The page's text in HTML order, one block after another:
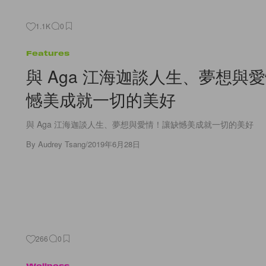
1.1K 0
Features
與 Aga 江海迦談人生、夢想與
憾美成就一切的美好
與 Aga 江海迦談人生、夢想與愛情！讓缺憾美成就一切的美好
By Audrey Tsang/2019年6月28日
266 0